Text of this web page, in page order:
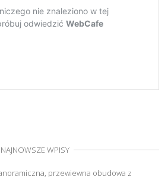
NAJNOWSZE WPISY
przewiewna obudowa z